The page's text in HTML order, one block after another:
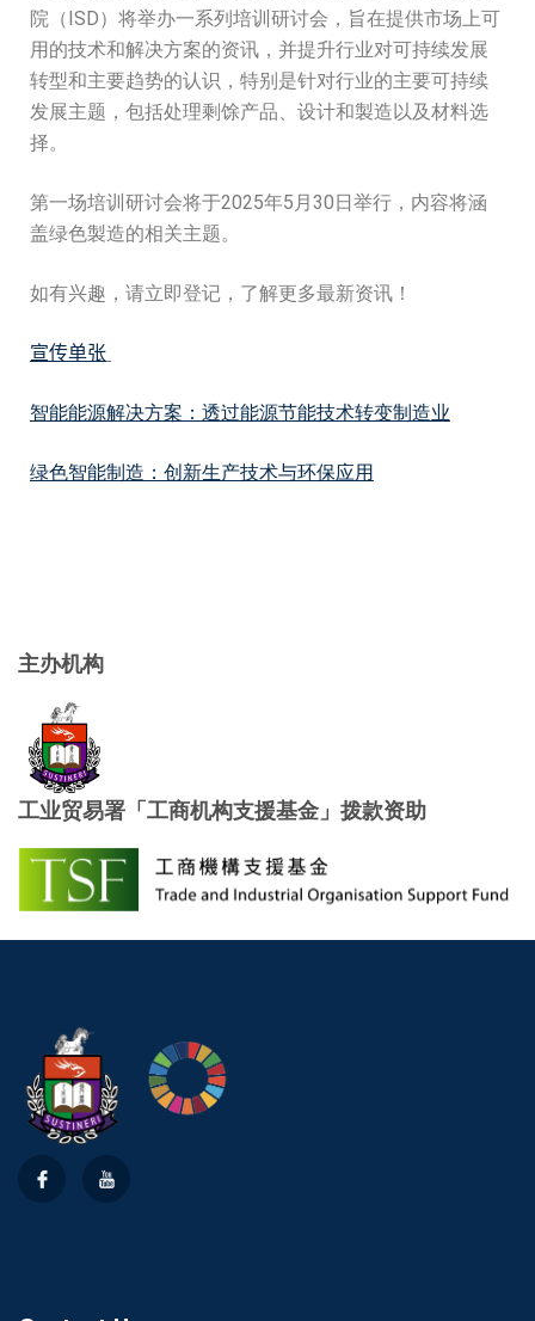
院（ISD）将举办一系列培训研讨会，旨在提供市场上可
用的技术和解决方案的资讯，并提升行业对可持续发展
转型和主要趋势的认识，特别是针对行业的主要可持续
发展主题，包括处理剩馀产品、设计和製造以及材料选
择。
第一场培训研讨会将于2025年5 月30日举行，内容将涵
盖绿色製造的相关主题。
如有兴趣，请立即登记，了解更多最新资讯！
宣传单张
智能能源解决方案：透过能源节能技术转变制造业
绿色智能制造：创新生产技术与环保应用
主办机构
工业贸易署「工商机构支援基金」拨款资助